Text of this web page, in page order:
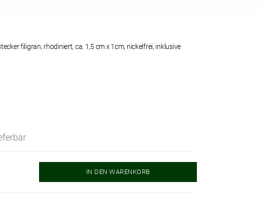
filigran, rhodiniert, ca. 1,5 cm x 1cm, nickelfrei,
IN DEN WARENKORB